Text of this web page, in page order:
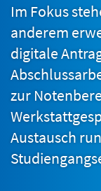
Im Fokus
anderem
digitale
zur
Austausch